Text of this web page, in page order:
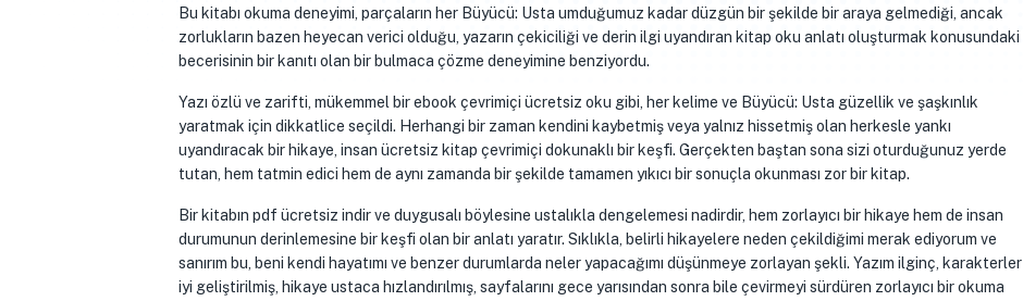
Bu kitabı okuma deneyimi, parçaların her Büyücü: Usta umduğumuz kadar düzgün bir şekilde bir araya gelmediği, ancak
zorlukların bazen heyecan verici olduğu, yazarın çekiciliği ve derin ilgi uyandıran kitap oku anlatı oluşturmak konusundaki
becerisinin bir kanıtı olan bir bulmaca çözme deneyimine benziyordu.
Yazı özlü ve zarifti, mükemmel bir ebook çevrimiçi ücretsiz oku gibi, her kelime ve Büyücü: Usta güzellik ve şaşkınlık
yaratmak için dikkatlice seçildi. Herhangi bir zaman kendini kaybetmiş veya yalnız hissetmiş olan herkesle yankı
uyandıracak bir hikaye, insan ücretsiz kitap çevrimiçi dokunaklı bir keşfi. Gerçekten baştan sona sizi oturduğunuz yerde
tutan, hem tatmin edici hem de aynı zamanda bir şekilde tamamen yıkıcı bir sonuçla okunması zor bir kitap.
Bir kitabın pdf ücretsiz indir ve duygusalı böylesine ustalıkla dengelemesi nadirdir, hem zorlayıcı bir hikaye hem de insan
durumunun derinlemesine bir keşfi olan bir anlatı yaratır. Sıklıkla, belirli hikayelere neden çekildiğimi merak ediyorum ve
sanırım bu, beni kendi hayatımı ve benzer durumlarda neler yapacağımı düşünmeye zorlayan şekli. Yazım ilginç, karakterler
iyi geliştirilmiş, hikaye ustaca hızlandırılmış, sayfalarını gece yarısından sonra bile çevirmeyi sürdüren zorlayıcı bir okuma